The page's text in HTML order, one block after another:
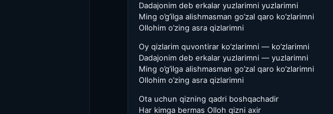
Dadajonim deb erkalar yuzlarimni yuzlarimni
Ming o’g’ilga alishmasman go’zal qaro ko’zlarimni
Ollohim o’zing asra qizlarimni
Oy qizlarim quvontirar ko’zlarimni — ko’zlarimni
Dadajonim deb erkalar yuzlarimni — yuzlarimni
Ming o’g’ilga alishmasman go’zal qaro ko’zlarimni
Ollohim o’zing asra qizlarimni
Ota uchun qizning qadri boshqachadir
Har kimga bermas Olloh qizni axir